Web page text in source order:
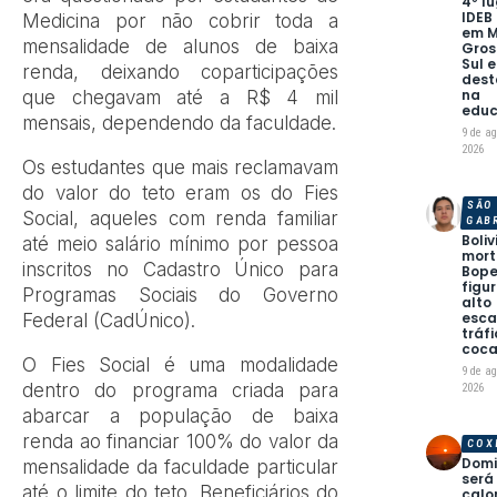
Medicina por não cobrir toda a
mensalidade de alunos de baixa
renda, deixando coparticipações
que chegavam até a R$ 4 mil
mensais, dependendo da faculdade.
Os estudantes que mais reclamavam
do valor do teto eram os do Fies
Social, aqueles com renda familiar
até meio salário mínimo por pessoa
inscritos no Cadastro Único para
Programas Sociais do Governo
Federal (CadÚnico).
O Fies Social é uma modalidade
dentro do programa criada para
abarcar a população de baixa
renda ao financiar 100% do valor da
mensalidade da faculdade particular
em
Sul
na
9 de
2026
alto
9 de
2026
SÃO
será